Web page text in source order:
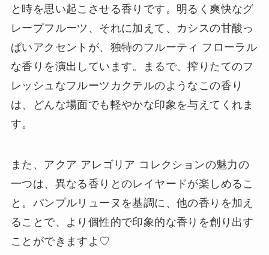
と時を思い起こさせる香りです。明るく爽快なグ
レープフルーツ、それに加えて、カシスの甘酸っ
ぱいアクセントが、独特のフルーティ フローラル
な香りを演出しています。まるで、搾りたてのフ
レッシュなフルーツカクテルのようなこの香り
は、どんな場面でも軽やかな印象を与えてくれま
す。
また、アクア アレゴリア コレクションの魅力の
一つは、異なる香りとのレイヤードが楽しめるこ
と。パンプルリューヌを基調に、他の香りを加え
ることで、より個性的で印象的な香りを創り出す
ことができますよ♡